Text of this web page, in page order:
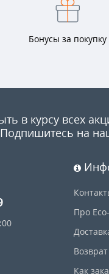
Бонусы за покупку
в курсу всех
Подпишитесь на
Про
Как